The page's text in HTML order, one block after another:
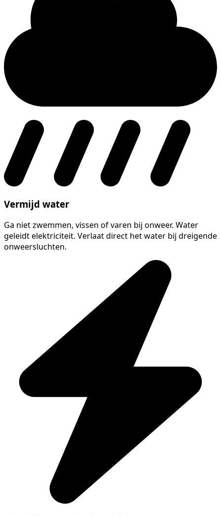
Vermijd water
Ga niet zwemmen, vissen of varen bij onweer. Water
geleidt elektriciteit. Verlaat direct het water bij dreigende
onweersluchten.